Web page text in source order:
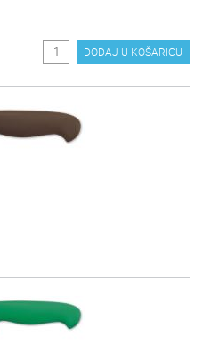
DODAJ U KOŠARICU